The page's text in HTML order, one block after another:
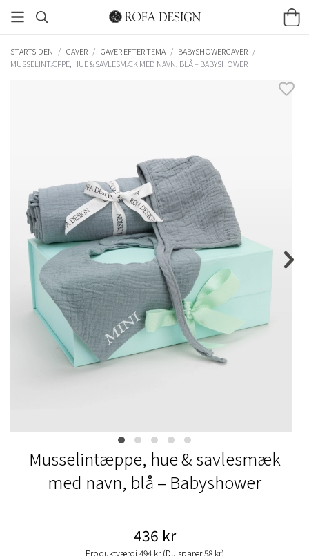
STARTSIDEN / GAVER / GAVER EFTER TEMA / BABYSHOWERGAVER /
MUSSELINTÆPPE, HUE & SAVLESMÆK MED NAVN, BLÅ – BABYSHOWER
Musselintæppe, hue & savlesmæk
med navn, blå – Babyshower
436 kr
Produktværdi 494 kr (Du sparer 58 kr)